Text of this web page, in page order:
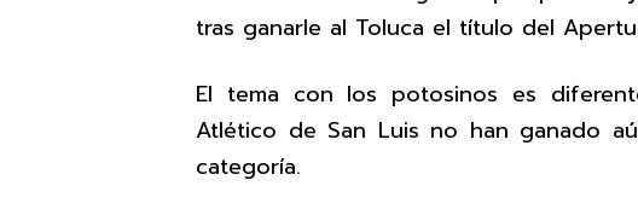
tras ganarle al Toluca el título del
El tema con los potosinos es
Atlético de San Luis no han ganado
categoría.